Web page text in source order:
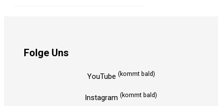
Folge Uns
YouTube (kommt bald)
Instagram (kommt bald)